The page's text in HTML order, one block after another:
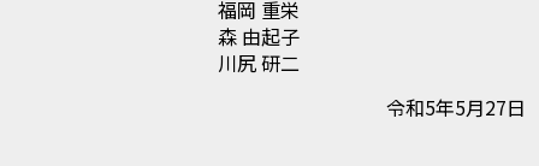
福岡 重栄
森 由起子
川尻 研二
令和5年5月27日